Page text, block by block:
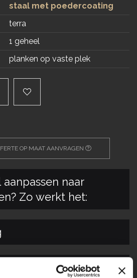
staal met poedercoating
terra
1 geheel
planken op vaste plek
OP MAAT AANVRAGEN
naar
Zo werkt het: